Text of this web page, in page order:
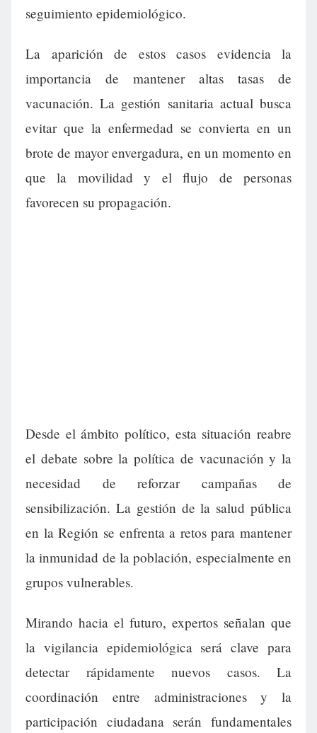
seguimiento epidemiológico.
La aparición de estos casos evidencia la
importancia de mantener altas tasas de
vacunación. La gestión sanitaria actual busca
evitar que la enfermedad se convierta en un
brote de mayor envergadura, en un momento en
que la movilidad y el flujo de personas
favorecen su propagación.
Desde el ámbito político, esta situación reabre
el debate sobre la política de vacunación y la
necesidad de reforzar campañas de
sensibilización. La gestión de la salud pública
en la Región se enfrenta a retos para mantener
la inmunidad de la población, especialmente en
grupos vulnerables.
Mirando hacia el futuro, expertos señalan que
la vigilancia epidemiológica será clave para
detectar rápidamente nuevos casos. La
coordinación entre administraciones y la
participación ciudadana serán fundamentales